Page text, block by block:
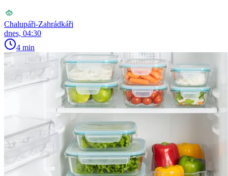
Chalupáři-Zahrádkáři
dnes, 04:30
4 min